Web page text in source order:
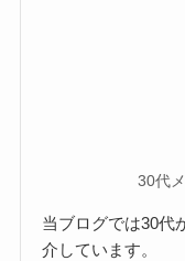
30代
当ブログでは30代
介しています。